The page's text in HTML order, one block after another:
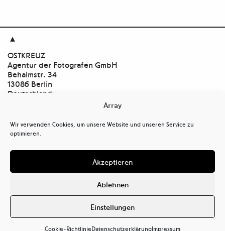
Array
Wir verwenden Cookies, um unsere Website und unseren Service zu
optimieren.
Akzeptieren
Ablehnen
Einstellungen
Cookie-RichtlinieDatenschutzerklärungImpressum

OSTKREUZ
Agentur der Fotografen GmbH
Behaimstr. 34
13086 Berlin
Deutschland
tel+ 49(0)30.47 37 39 39
mail@ostkreuz.de
Mein Konto
Warenkorb
Datenschutzerklärung (EU)
Haftungsausschluss